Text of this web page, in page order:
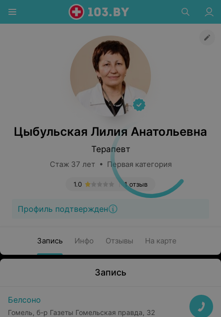
Цыбульская Лилия Анатольевна
Терапевт
Стаж 37 лет • Первая категория
1 отзыв
1.0
Профиль подтвержден
Запись Инфо Отзывы На карте
Запись
Белсоно
Гомель, б-р Газеты Гомельская правда, 32